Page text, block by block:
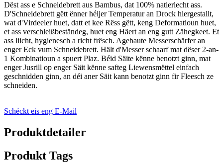
Dëst ass e Schneidebrett aus Bambus, dat 100% natierlecht ass.
D'Schneidebrett gëtt ënner héijer Temperatur an Drock hiergestallt,
wat d'Virdeeler huet, datt et kee Rëss gëtt, keng Deformatioun huet,
et ass verschleißbeständeg, huet eng Häert an eng gutt Zähegkeet. Et
ass liicht, hygienesch a richt frësch. Agebaute Messerschärfer an
enger Eck vum Schneidebrett. Hält d'Messer schaarf mat dëser 2-an-
1 Kombinatioun a spuert Plaz. Béid Säite kënne benotzt ginn, mat
enger Jusrill op enger Säit kënne safteg Liewensmëttel einfach
geschnidden ginn, an déi aner Säit kann benotzt ginn fir Fleesch ze
schneiden.
Schéckt eis eng E-Mail
Produktdetailer
Produkt Tags